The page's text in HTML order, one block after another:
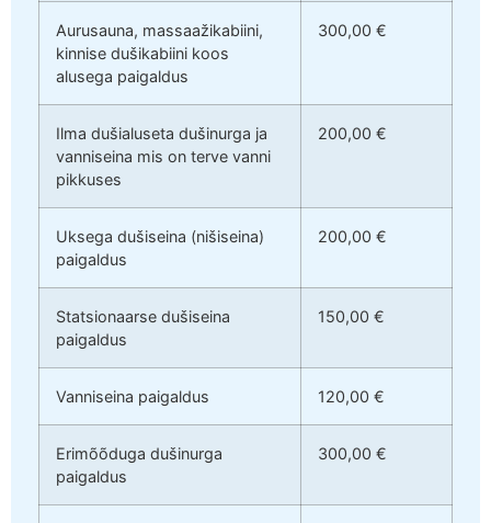
Aurusauna, massaažikabiini,
kinnise dušikabiini koos
alusega paigaldus
300,00 €
Ilma dušialuseta dušinurga ja
vanniseina mis on terve vanni
pikkuses
200,00 €
Uksega dušiseina (nišiseina)
paigaldus
200,00 €
Statsionaarse dušiseina
paigaldus
150,00 €
Vanniseina paigaldus 120,00 €
Erimõõduga dušinurga
paigaldus
300,00 €